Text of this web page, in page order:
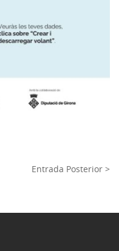
Entrada Posterior >